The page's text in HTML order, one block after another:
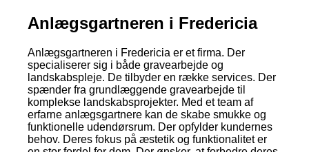
Anlægsgartneren i Fredericia
Anlægsgartneren i Fredericia er et firma. Der
specialiserer sig i både gravearbejde og
landskabspleje. De tilbyder en række services. Der
spænder fra grundlæggende gravearbejde til
komplekse landskabsprojekter. Med et team af
erfarne anlægsgartnere kan de skabe smukke og
funktionelle udendørsrum. Der opfylder kundernes
behov. Deres fokus på æstetik og funktionalitet er